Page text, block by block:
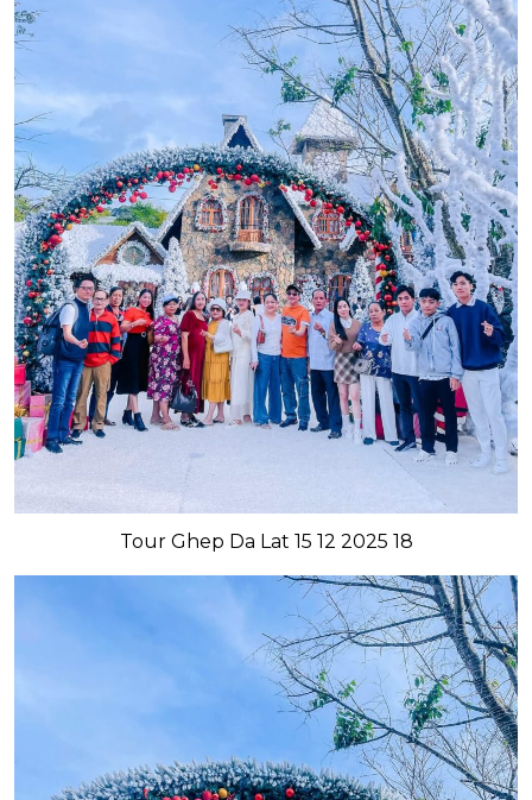
Tour Ghep Da Lat 15 12 2025 18